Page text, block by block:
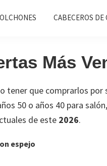
CABECEROS DE
Más
tener que comprarlos por
50 o años 40 para
de este 2026.
espejo